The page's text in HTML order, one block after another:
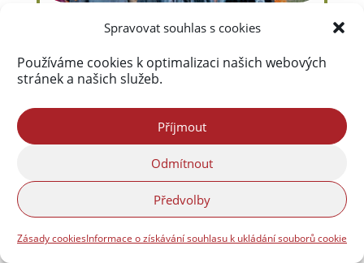
Spravovat souhlas s cookies
Používáme cookies k optimalizaci našich webových
stránek a našich služeb.
Příjmout
Odmítnout
Předvolby
Zásady cookiesInformace o získávání souhlasu k ukládání souborů cookie
Pálení čarodějnic v Předláncích
přineslo tradiční sousedské
setkání / Fotoreportáž
Děti a školy